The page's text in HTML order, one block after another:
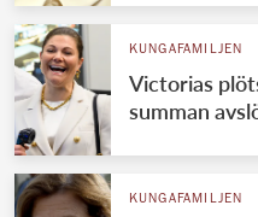
KUNGAFAMILJEN
Victorias
summan
KUNGAFAMILJEN